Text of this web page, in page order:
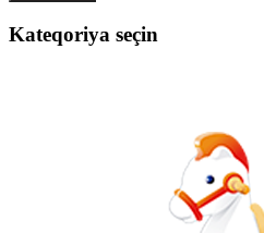
Kateqoriya seçin